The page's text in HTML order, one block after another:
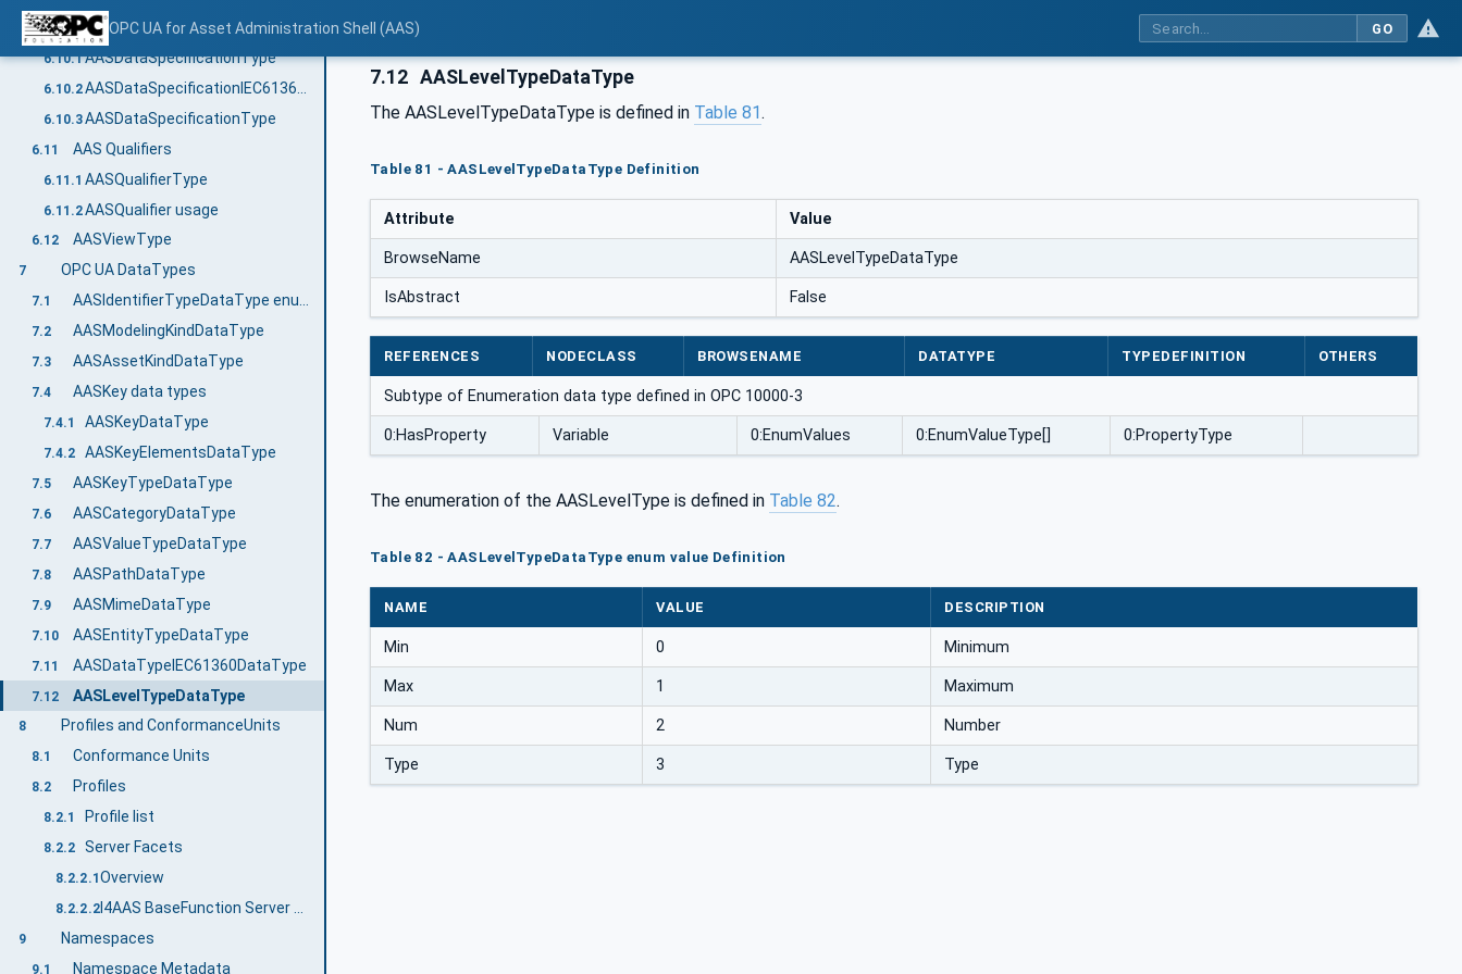
OPC UA for Asset Administration Shell (AAS) GO
6.10 AAS Data Specification Templates
6.10.1AASDataSpecificationType
6.10.2
6.10.3AASDataSpecificationType
6.11 AAS Qualifiers
6.11.1 AASQualifierType
6.11.2AASQualifier usage
6.12 AASViewType
7 OPC UA DataTypes
7.1 AASIdentifierTypeDataType enum value definition
7.2 AASModelingKindDataType
7.3 AASAssetKindDataType
7.4 AASKey data types
7.4.1 AASKeyDataType
7.4.2 AASKeyElementsDataType
7.5 AASKeyTypeDataType
7.6 AASCategoryDataType
7.7 AASValueTypeDataType
7.8 AASPathDataType
7.9 AASMimeDataType
7.10 AASEntityTypeDataType
7.11 AASDataTypeIEC61360DataType
7.12 AASLevelTypeDataType
8 Profiles and ConformanceUnits
8.1 Conformance Units
8.2 Profiles
8.2.1 Profile list
8.2.2 Server Facets
8.2.2.1 Overview
8.2.2.2
9 Namespaces
9.1 Namespace Metadata
7.12 AASLevelTypeDataType
The AASLevelTypeDataType is defined in Table 81.
Table 81 - AASLevelTypeDataType Definition
Attribute Value
BrowseName AASLevelTypeDataType
IsAbstract False
REFERENCES NODECLASS BROWSENAME DATATYPE TYPEDEFINITION OTHERS
Subtype of Enumeration data type defined in OPC 10000-3
0:HasProperty Variable 0:EnumValues 0:EnumValueType[] 0:PropertyType
The enumeration of the AASLevelType is defined in Table 82.
Table 82 - AASLevelTypeDataType enum value Definition
NAME VALUE DESCRIPTION
Min 0 Minimum
Max 1 Maximum
Num 2 Number
Type 3 Type